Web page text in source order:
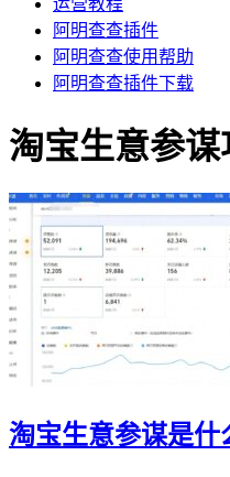
阿明查查插件
阿明查查使用帮助
阿明查查插件下载
淘宝生意参谋
淘宝生意参谋是什